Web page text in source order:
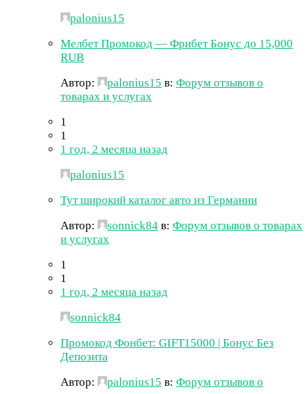
palonius15
Мелбет Промокод — Фрибет Бонус до 15,000
RUB
Автор:
palonius15 в: Форум отзывов о
товарах и услугах
1
1
1 год, 2 месяца назад
palonius15
Тут широкий каталог авто из Германии
Автор:
sonnick84 в: Форум отзывов о товарах
и услугах
1
1
1 год, 2 месяца назад
sonnick84
Промокод Фонбет: GIFT15000 | Бонус Без
Депозита
Автор:
palonius15 в: Форум отзывов о